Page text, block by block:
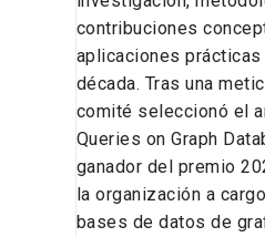
contribuciones
aplicaciones
década. Tras una
comité seleccionó el
Queries on Graph
ganador del premio
la organización a
bases de datos de